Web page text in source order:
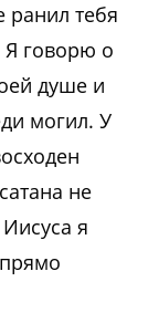
ранил тебя
Я говорю о
душе и
могил. У
не
я